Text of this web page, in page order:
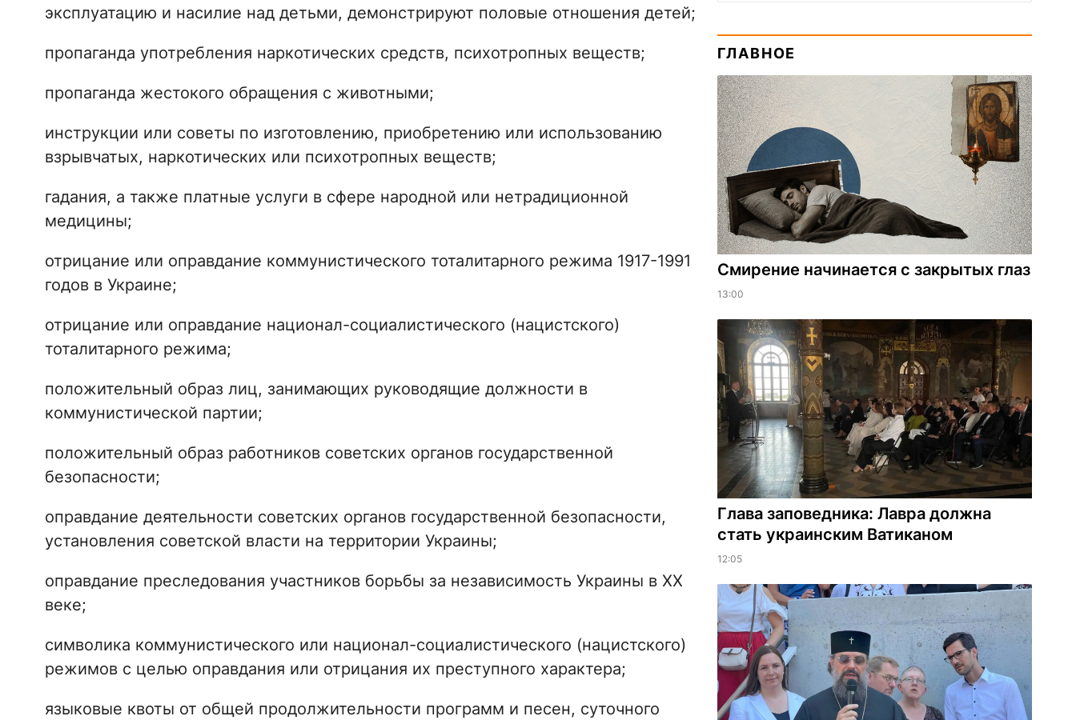
эксплуатацию и насилие над детьми, демонстрируют половые отношения детей;
пропаганда употребления наркотических средств, психотропных веществ;
пропаганда жестокого обращения с животными;
инструкции или советы по изготовлению, приобретению или использованию
взрывчатых, наркотических или психотропных веществ;
гадания, а также платные услуги в сфере народной или нетрадиционной
медицины;
отрицание или оправдание коммунистического тоталитарного режима 1917-1991
годов в Украине;
отрицание или оправдание национал-социалистического (нацистского)
тоталитарного режима;
положительный образ лиц, занимающих руководящие должности в
коммунистической партии;
положительный образ работников советских органов государственной
безопасности;
оправдание деятельности советских органов государственной безопасности,
установления советской власти на территории Украины;
оправдание преследования участников борьбы за независимость Украины в XX
веке;
символика коммунистического или национал-социалистического (нацистского)
режимов с целью оправдания или отрицания их преступного характера;
языковые квоты от общей продолжительности программ и песен, суточного
ГЛАВНОЕ
Смирение начинается с закрытых глаз
13:00
Глава заповедника: Лавра должна
стать украинским Ватиканом
12:05